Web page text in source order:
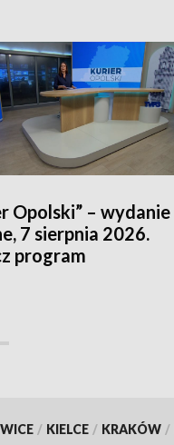
Opolski” – wydanie
7 sierpnia 2026.
program
/ KIELCE / KRAKÓW /